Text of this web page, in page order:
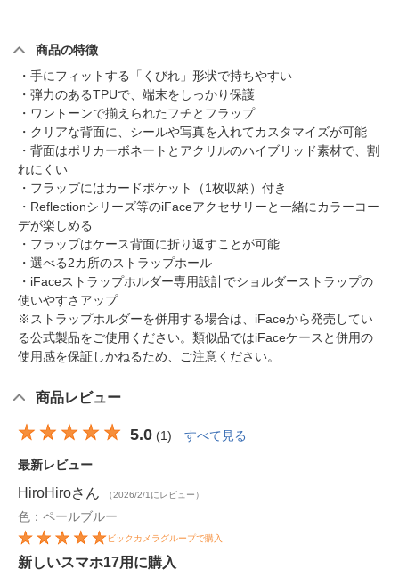
商品の特徴
・手にフィットする「くびれ」形状で持ちやすい
・弾力のあるTPUで、端末をしっかり保護
・ワントーンで揃えられたフチとフラップ
・クリアな背面に、シールや写真を入れてカスタマイズが可能
・背面はポリカーボネートとアクリルのハイブリッド素材で、割
れにくい
・フラップにはカードポケット（1枚収納）付き
・Reflectionシリーズ等のiFaceアクセサリーと一緒にカラーコー
デが楽しめる
・フラップはケース背面に折り返すことが可能
・選べる2カ所のストラップホール
・iFaceストラップホルダー専用設計でショルダーストラップの
使いやすさアップ
※ストラップホルダーを併用する場合は、iFaceから発売してい
る公式製品をご使用ください。類似品ではiFaceケースと併用の
使用感を保証しかねるため、ご注意ください。
商品レビュー
5.0 (1) すべて見る
最新レビュー
HiroHiroさん （2026/2/1にレビュー）
色：ペールブルー
ビックカメラグループで購入
新しいスマホ17用に購入